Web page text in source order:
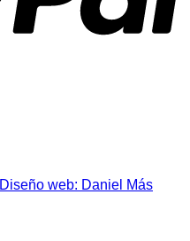
Diseño web: Daniel Más